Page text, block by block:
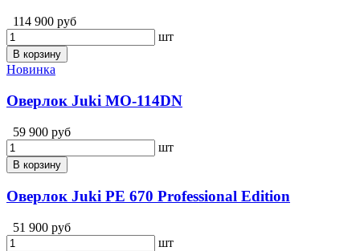
114 900 руб
шт
В корзину
Новинка
Оверлок Juki MO-114DN
59 900 руб
шт
В корзину
Оверлок Juki PE 670 Professional Edition
51 900 руб
шт